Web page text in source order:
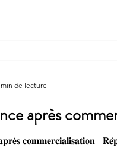
après
𝐜𝐨𝐦𝐦𝐞𝐫𝐜𝐢𝐚𝐥𝐢𝐬𝐚𝐭𝐢𝐨𝐧 -
min de lecture